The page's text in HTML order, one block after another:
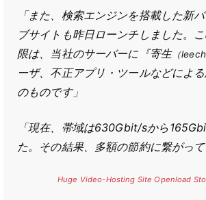
「また、検索エンジンを搭載した新
ブサイトも昨日ローンチしました。
限は、当社のサーバーに『寄生（leech
ーザ、不正アプリ・ツールなどによ
のものです」
「現在、帯域は630Gbit/sから
た。その結果、多額の節約に繋がって
Huge Video-Hosting Site Openload